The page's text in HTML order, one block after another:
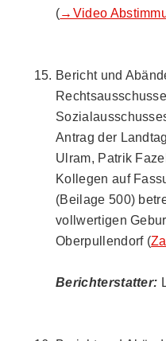
(→Video
Bericht und
Antrag der
Ulram, Patrik
Kollegen auf
(Beilage 500)
vollwertigen
Oberpullendorf (
Berichterstatter: